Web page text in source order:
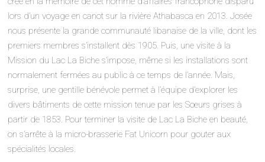
lors d’un voyage en canot sur la rivière Athabasca en 2013. Josée
nous présente la grande communauté libanaise de la ville, dont les
premiers membres s’installent dès 1905. Puis, une visite à la
Mission du Lac La Biche s’impose, même si les installations sont
normalement fermées au public à ce temps de l’année. Mais,
surprise, une gentille bénévole permet à l’équipe d’explorer les
divers bâtiments de cette mission tenue par les Sœurs grises à
partir de 1853. Pour terminer la visite de Lac La Biche en beauté,
on s’arrête à la micro-brasserie Fat Unicorn pour gouter aux
spécialités locales.